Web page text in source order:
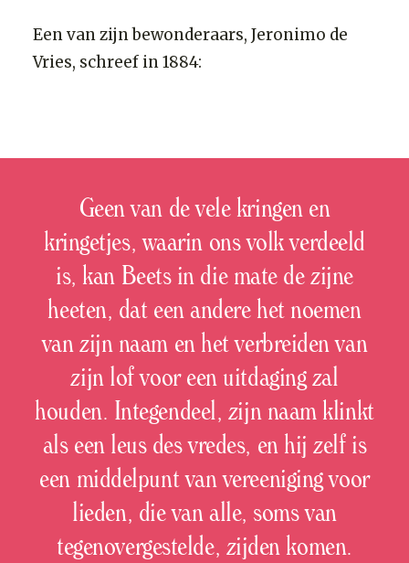
Een van zijn bewonderaars, Jeronimo de
Vries, schreef in 1884:
Geen van de vele kringen en
kringetjes, waarin ons volk verdeeld
is, kan Beets in die mate de zijne
heeten, dat een andere het noemen
van zijn naam en het verbreiden van
zijn lof voor een uitdaging zal
houden. Integendeel, zijn naam klinkt
als een leus des vredes, en hij zelf is
een middelpunt van vereeniging voor
lieden, die van alle, soms van
tegenovergestelde, zijden komen.